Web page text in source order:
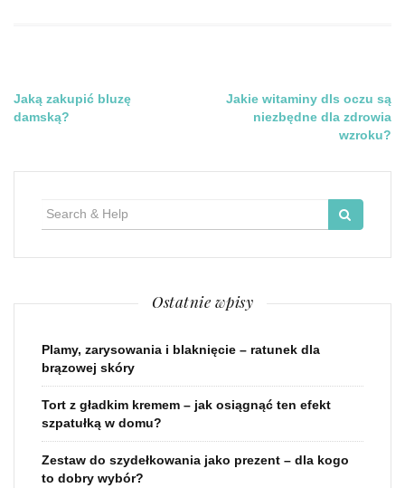
Nawigacja
Jaką zakupić bluzę
damską?
Jakie witaminy dls oczu są
niezbędne dla zdrowia
wzroku?
Ostatnie wpisy
Plamy, zarysowania i blaknięcie – ratunek dla
brązowej skóry
Tort z gładkim kremem – jak osiągnąć ten efekt
szpatułką w domu?
Zestaw do szydełkowania jako prezent – dla kogo
to dobry wybór?